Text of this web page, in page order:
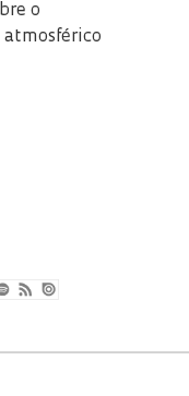
o
atmosférico